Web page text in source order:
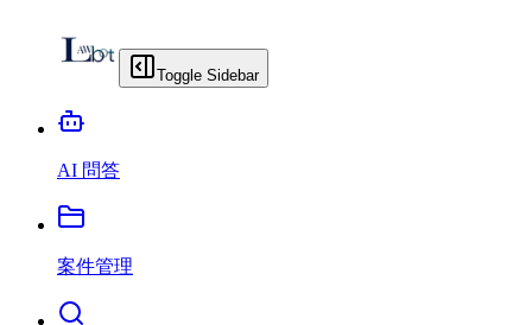
Toggle Sidebar
AI 問答
案件管理